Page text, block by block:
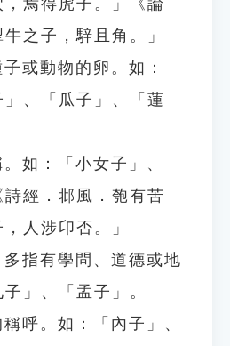
焉得虎子。」《論
之子，騂且角。」
或動物的卵。如：
」、「瓜子」、「蓮
如：「小女子」、
詩經．邶風．匏有苦
人涉卬否。」
指有學問、道德或地
」、「孟子」。
呼。如：「內子」、